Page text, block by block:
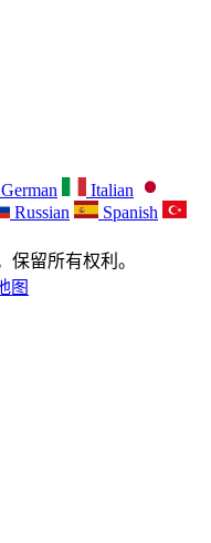
German
Italian
Russian
Spanish
留所有权利。
图